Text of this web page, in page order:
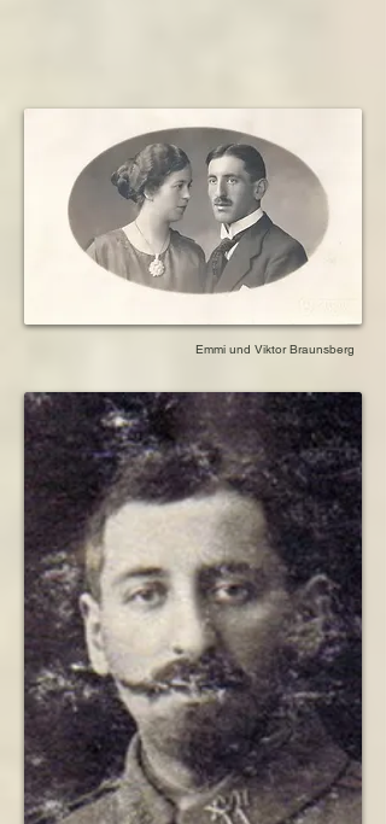
Emmi und Viktor Braunsberg